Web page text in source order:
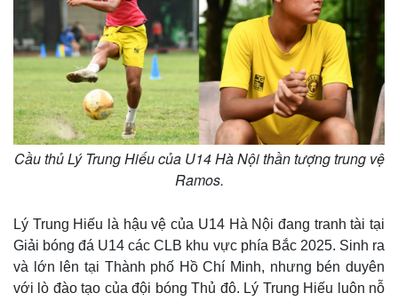
Cầu thủ Lý Trung Hiếu của U14 Hà Nội thần tượng trung vệ
Ramos.
Lý Trung Hiếu là hậu vệ của U14 Hà Nội đang tranh tài tại
Giải bóng đá U14 các CLB khu vực phía Bắc 2025. Sinh ra
và lớn lên tại Thành phố Hồ Chí Minh, nhưng bén duyên
với lò đào tạo của đội bóng Thủ đô. Lý Trung Hiếu luôn nỗ